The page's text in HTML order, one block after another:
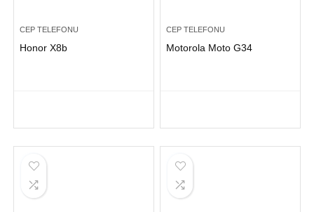
CEP TELEFONU
Honor X8b
CEP TELEFONU
Motorola Moto G34